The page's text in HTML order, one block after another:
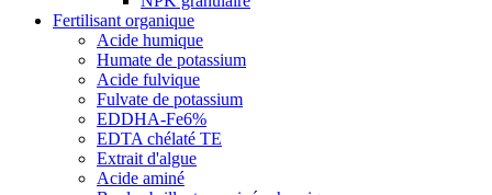
Fertilisant organique
Acide humique
Humate de potassium
Acide fulvique
Fulvate de potassium
EDDHA-Fe6%
EDTA chélaté TE
Extrait d'algue
Acide aminé